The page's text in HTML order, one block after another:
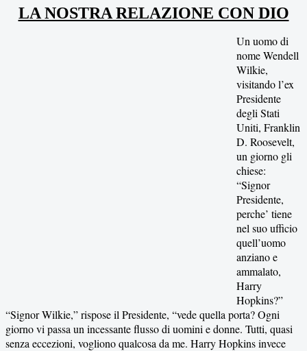
LA NOSTRA RELAZIONE CON DIO
Un uomo di
nome Wendell
Wilkie,
visitando l’ex
Presidente
degli Stati
Uniti, Franklin
D. Roosevelt,
un giorno gli
chiese:
“Signor
Presidente,
perche’ tiene
nel suo ufficio
quell’uomo
anziano e
ammalato,
Harry
Hopkins?”
“Signor Wilkie,” rispose il Presidente, “vede quella porta? Ogni
giorno vi passa un incessante flusso di uomini e donne. Tutti, quasi
senza eccezioni, vogliono qualcosa da me. Harry Hopkins invece